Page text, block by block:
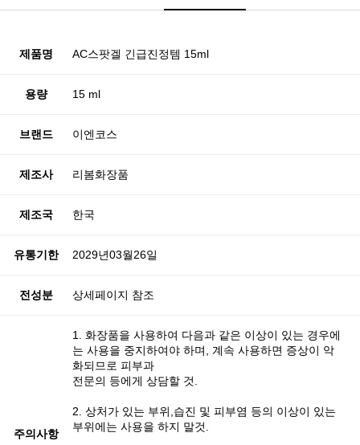
제품명 AC스팟겔 긴급진정템 15ml
용량 15 ml
브랜드 이엔코스
제조사 리봄화장품
제조국 한국
유통기한 2029년03월26일
전성분 상세페이지 참조
주의사항
1. 화장품을 사용하여 다음과 같은 이상이 있는 경우에
는 사용을 중지하여야 하며, 계속 사용하면 증상이 악
화되므로 피부과
전문의 등에게 상담할 것.
2. 상처가 있는 부위,습진 및 피부염 등의 이상이 있는
부위에는 사용을 하지 말것.